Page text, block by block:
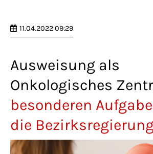
Lorem ipsum dolor sit amet:
24h
11.04.2022 09:29
Ausweisung als
Onkologisches
besonderen
die